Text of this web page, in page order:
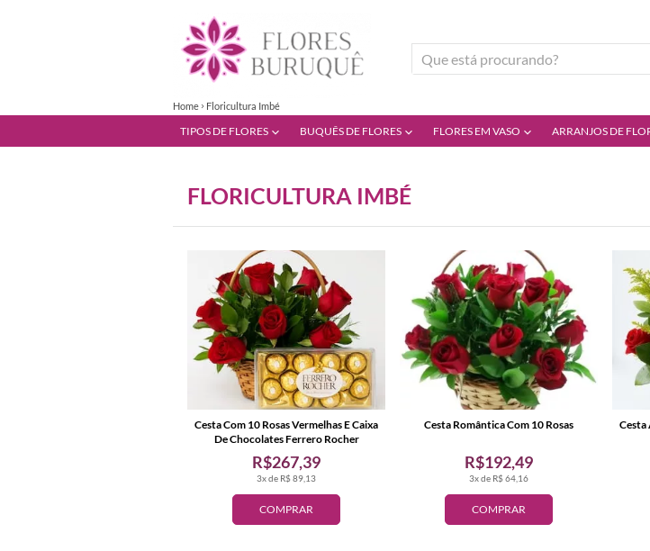
TIPOS DE FLORES BUQUÊS DE FLORES FLORES EM VASO ARRANJOS DE
Home Floricultura Imbé
FLORICULTURA IMBÉ
COMPRAR
3x de R$ 89,13
R$267,39
Cesta Com 10 Rosas Vermelhas E Caixa
De Chocolates Ferrero Rocher
COMPRAR
3x de R$ 64,16
R$192,49
Cesta Romântica Com 10 Rosas Cesta